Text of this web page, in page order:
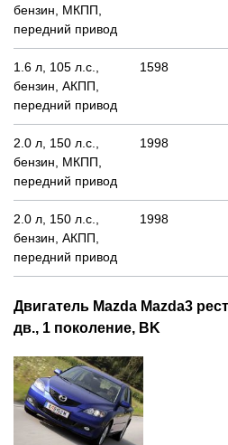
бензин, МКПП,
передний привод
1.6 л, 105 л.с.,
бензин, АКПП,
передний привод
1598
2.0 л, 150 л.с.,
бензин, МКПП,
передний привод
1998
2.0 л, 150 л.с.,
бензин, АКПП,
передний привод
1998
Двигатель Mazda Mazda3
дв., 1 поколение, BK